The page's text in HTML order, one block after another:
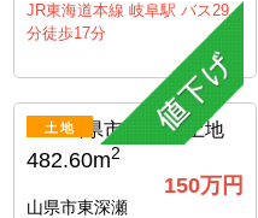
JR東海道本線 岐阜駅 バス29
分徒歩17分
土地
482.60m2
150万円
山県市東深瀬